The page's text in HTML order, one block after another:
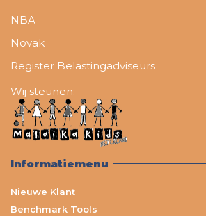
NBA
Novak
Register Belastingadviseurs
Wij steunen:
Informatiemenu
Nieuwe Klant
Benchmark Tools